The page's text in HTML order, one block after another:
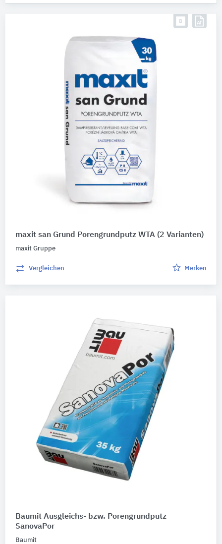
maxit san Grund Porengrundputz WTA (2 Varianten)
maxit Gruppe
Vergleichen Merken
Baumit Ausgleichs- bzw. Porengrundputz
SanovaPor
Baumit